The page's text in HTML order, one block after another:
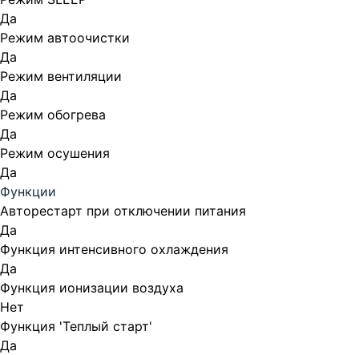
Да
Режим автоочистки
Да
Режим вентиляции
Да
Режим обогрева
Да
Режим осушения
Да
Функции
Авторестарт при отключении питания
Да
Функция интенсивного охлаждения
Да
Функция ионизации воздуха
Нет
Функция 'Теплый старт'
Да